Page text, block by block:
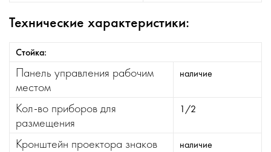
Технические характеристики:
Стойка:
Панель управления рабочим
местом
наличие
Кол-во приборов для
размещения
1/2
Кронштейн проектора знаков наличие